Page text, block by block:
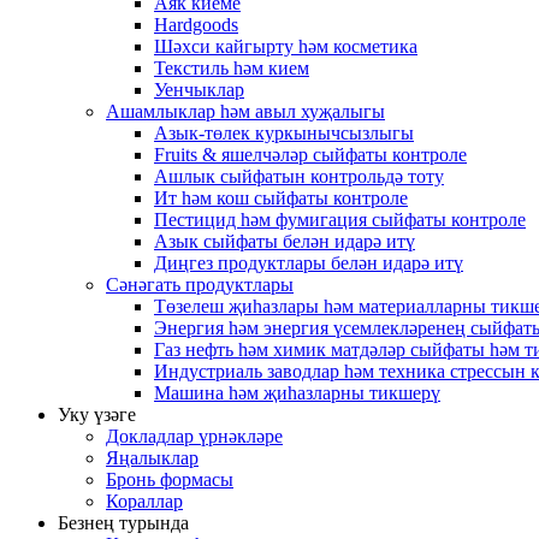
Hardgoods
Шәхси кайгырту һәм косметика
Текстиль һәм кием
Уенчыклар
Ашамлыклар һәм авыл хуҗалыгы
Азык-төлек куркынычсызлыгы
Fruits & яшелчәләр сыйфаты контроле
Ашлык сыйфатын контрольдә тоту
Ит һәм кош сыйфаты контроле
Пестицид һәм фумигация сыйфаты контроле
Азык сыйфаты белән идарә итү
Диңгез продуктлары белән идарә итү
Сәнәгать продуктлары
Төзелеш җиһазлары һәм материалларны
Энергия һәм энергия үсемлекләренең
Газ нефть һәм химик матдәләр сыйфаты һәм
Индустриаль заводлар һәм техника стрессын
Машина һәм җиһазларны тикшерү
Уку үзәге
Докладлар үрнәкләре
Яңалыклар
Бронь формасы
Кораллар
Безнең турында